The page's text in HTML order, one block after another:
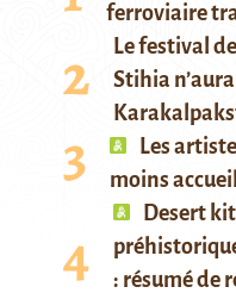
ferroviaire
Le festival
Stihia
Les
moins
Desert
: résumé de